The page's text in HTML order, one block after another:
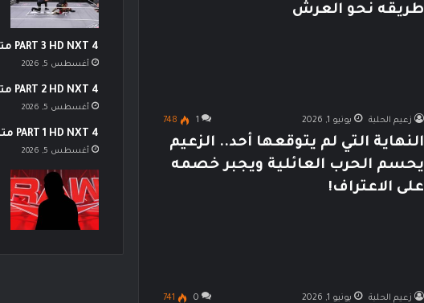
طريقه نحو العرش
زعيم الحلبة يونيو 1, 2026 1
748
النهاية التي لم يتوقعها أحد.. الزعيم
يحسم الحرب العائلية ويجبر خصمه
على الاعتراف!
زعيم الحلبة يونيو 1, 2026 0
741
PART 3 HD NXT 4 مترجم
أغسطس 5, 2026
PART 2 HD NXT 4 مترجم
أغسطس 5, 2026
PART 1 HD NXT 4 مترجم
أغسطس 5, 2026